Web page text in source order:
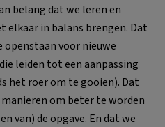
belang dat we leren en
elkaar in balans brengen. Dat
voor nieuwe
leiden tot een aanpassing
het roer om te gooien). Dat
om beter te worden
van) de opgave. En dat we